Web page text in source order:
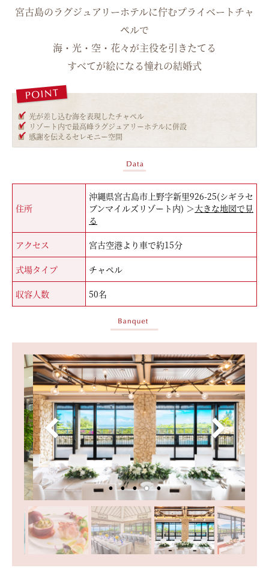
宮古島のラグジュアリーホテルに佇むプライベートチャ
ペルで
海・光・空・花々が主役を引きたてる
すべてが絵になる憧れの結婚式
光が差し込む海を表現したチャペル
リゾート内で最高峰ラグジュアリーホテルに併設
感謝を伝えるセレモニー空間
住所
沖縄県宮古島市上野字新里926-25(シギラセ
ブンマイルズリゾート内) ＞大きな地図で見
る
アクセス 宮古空港より車で約15分
式場タイプ チャペル
収容人数 50名